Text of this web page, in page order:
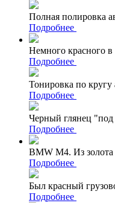
Полная полировка
Подробнее
Немного красного
Подробнее
Тонировка по
Подробнее
Черный глянец "под
Подробнее
BMW M4. Из золота
Подробнее
Был красный
Подробнее